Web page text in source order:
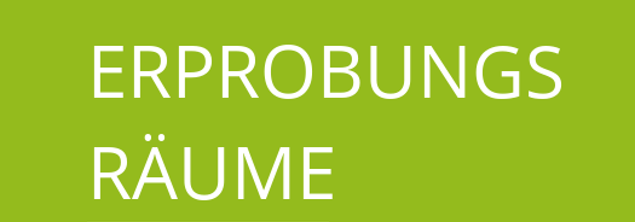
ERPROBUNGS
RÄUME